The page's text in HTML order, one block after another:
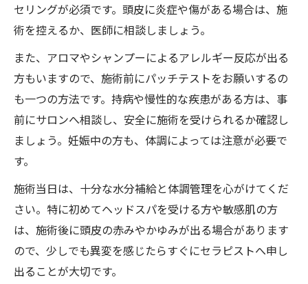
セリングが必須です。頭皮に炎症や傷がある場合は、施
術を控えるか、医師に相談しましょう。
また、アロマやシャンプーによるアレルギー反応が出る
方もいますので、施術前にパッチテストをお願いするの
も一つの方法です。持病や慢性的な疾患がある方は、事
前にサロンへ相談し、安全に施術を受けられるか確認し
ましょう。妊娠中の方も、体調によっては注意が必要で
す。
施術当日は、十分な水分補給と体調管理を心がけてくだ
さい。特に初めてヘッドスパを受ける方や敏感肌の方
は、施術後に頭皮の赤みやかゆみが出る場合があります
ので、少しでも異変を感じたらすぐにセラピストへ申し
出ることが大切です。